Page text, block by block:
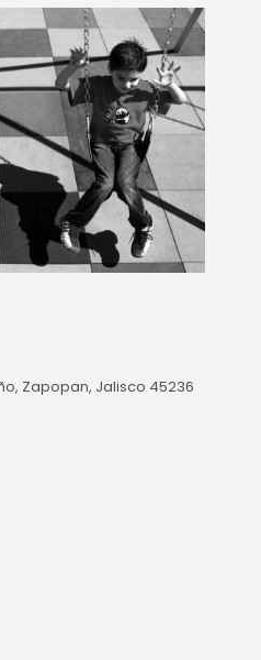
Zapopan, Jalisco 45236